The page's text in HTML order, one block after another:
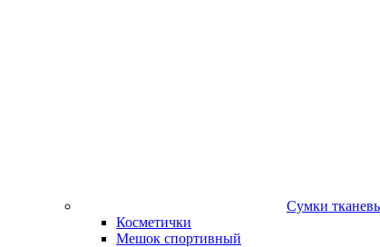
Сумки
Косметички
Мешок спортивный